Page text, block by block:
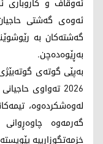
ئەوەی گەشتی
گەشتەکان بە
بەڕێوەدەچن.
2026 تەواوی
لەوەشکردەوە،
گەرمەوە
خزمەتگوزارییە